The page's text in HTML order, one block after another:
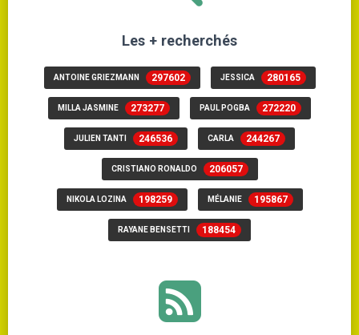
Les + recherchés
ANTOINE GRIEZMANN 297602 JESSICA 280165
MILLA JASMINE 273277 PAUL POGBA 272220
JULIEN TANTI 246536 CARLA 244267
CRISTIANO RONALDO 206057
NIKOLA LOZINA 198259 MÉLANIE 195867
RAYANE BENSETTI 188454